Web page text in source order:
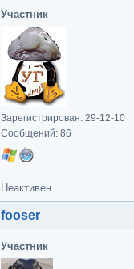
Участник
Зарегистрирован: 29-12-10
Сообщений: 86
Неактивен
fooser
Участник